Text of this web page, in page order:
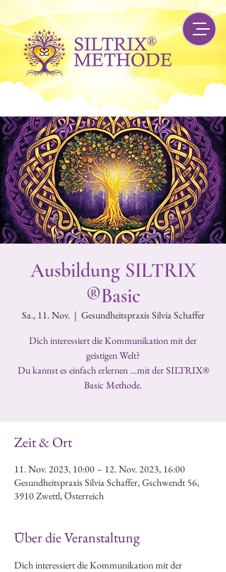
Ausbildung SILTRIX
®Basic
Sa., 11. Nov.
  |
Gesundheitspraxis Silvia Schaffer
Dich interessiert die Kommunikation mit der
geistigen Welt?
Du kannst es einfach erlernen …mit der SILTRIX®
Basic Methode.
Zeit & Ort
11. Nov. 2023, 10:00 – 12. Nov. 2023, 16:00
Gesundheitspraxis Silvia Schaffer, Gschwendt 56,
3910 Zwettl, Österreich
Über die Veranstaltung
Dich interessiert die Kommunikation mit der